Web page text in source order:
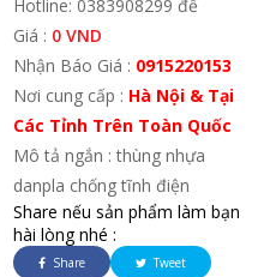
Hotline: 0383908299 để
Giá : 0 VND
Nhận Báo Giá : 0915220153
Nơi cung cấp : Hà Nội & Tại
Các Tỉnh Trên Toàn Quốc
Mô tả ngắn : thùng nhựa
danpla chống tĩnh điện
Share nếu sản phẩm làm bạn
hài lòng nhé :
Share Tweet